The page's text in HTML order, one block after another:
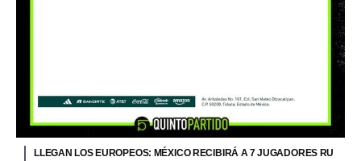
LLEGAN LOS EUROPEOS: MÉXICO RECIBIRÁ A 7 JUGADORES RU